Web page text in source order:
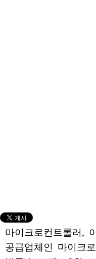
마이크로컨트롤러,
공급업체인 마이크